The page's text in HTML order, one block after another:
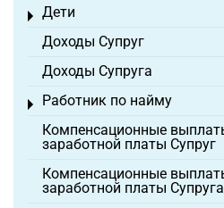
Дети
Toggle menu
Доходы Супруг
Доходы Супруга
Работник по найму
Toggle menu
Компенсационные
заработной платы Супруг
Компенсационные
заработной платы Супруга